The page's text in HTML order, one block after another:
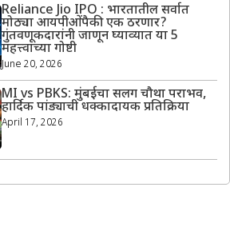
Reliance Jio IPO : भारतातील सर्वात
मोठ्या आयपीओंपैकी एक ठरणार?
गुंतवणूकदारांनी जाणून घ्याव्यात या 5
महत्त्वाच्या गोष्टी
June 20, 2026
MI vs PBKS: मुंबईचा सलग चौथा पराभव,
हार्दिक पांड्याची धक्कादायक प्रतिक्रिया
April 17, 2026